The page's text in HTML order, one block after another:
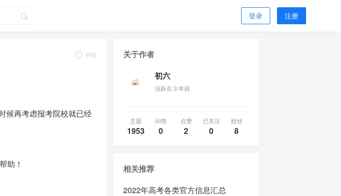
登录 注册
举报
候再考虑报考院校就已经
助！
关于作者
初六
活跃在 3 年前
主题
1953
问答
0
点赞
2
已关注
0
粉丝
8
相关推荐
2022年高考各类官方信息汇总